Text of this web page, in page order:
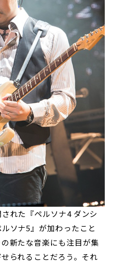
れた『ペルソナ4 ダンシ
ソナ5』が加わったこと
新たな音楽にも注目が集
られることだろう。それ